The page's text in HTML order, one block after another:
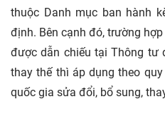
thuộc Danh mục ban hành
định. Bên cạnh đó, trường
được dẫn chiếu tại Thông tư
thay thế thì áp dụng theo
quốc gia sửa đổi, bổ sung,